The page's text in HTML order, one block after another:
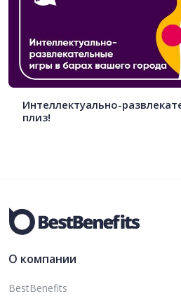
Интеллектуально-
плиз!
О компании
BestBenefits